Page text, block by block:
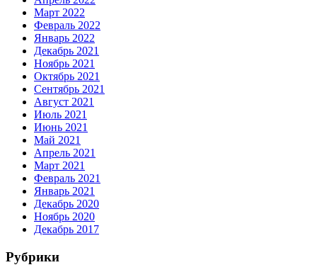
Март 2022
Февраль 2022
Январь 2022
Декабрь 2021
Ноябрь 2021
Октябрь 2021
Сентябрь 2021
Август 2021
Июль 2021
Июнь 2021
Май 2021
Апрель 2021
Март 2021
Февраль 2021
Январь 2021
Декабрь 2020
Ноябрь 2020
Декабрь 2017
Рубрики